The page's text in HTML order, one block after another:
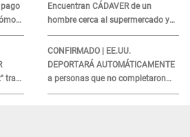
pago
tras
Encuentran CÁDAVER de un
hombre cerca al supermercado y
esto reveló la autopsia que le
realizaron
CONFIRMADO | EE.UU.
DEPORTARÁ AUTOMÁTICAMENTE
a personas que no completaron
este formulario clave